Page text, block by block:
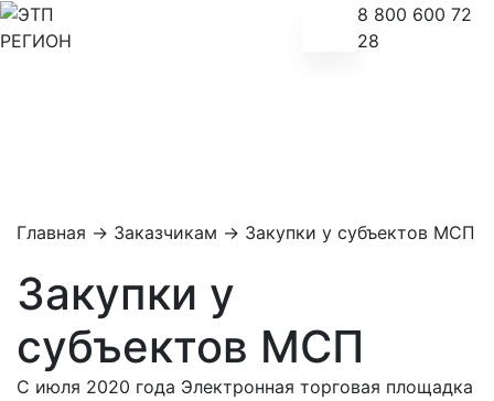
8 800 600 72
28
Главная → Заказчикам → Закупки у субъектов МСП
Закупки у
субъектов МСП
С июля 2020 года Электронная торговая площадка